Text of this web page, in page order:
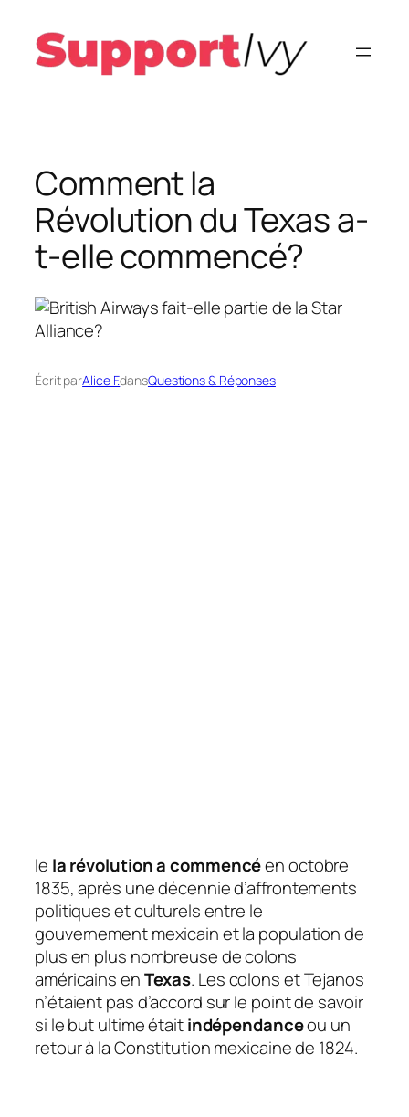
contenu
Comment la
Révolution du Texas a-
t-elle commencé?
Écrit parAlice F.dansQuestions & Réponses
le la révolution a commencéen octobre
1835, après une décennie d’affrontements
politiques et culturels entre le
gouvernement mexicain et la population de
plus en plus nombreuse de colons
américains enTexas. Les colons et Tejanos
n’étaient pas d’accord sur le point de savoir
si le but ultime étaitindépendanceou un
retour à la Constitution mexicaine de 1824.